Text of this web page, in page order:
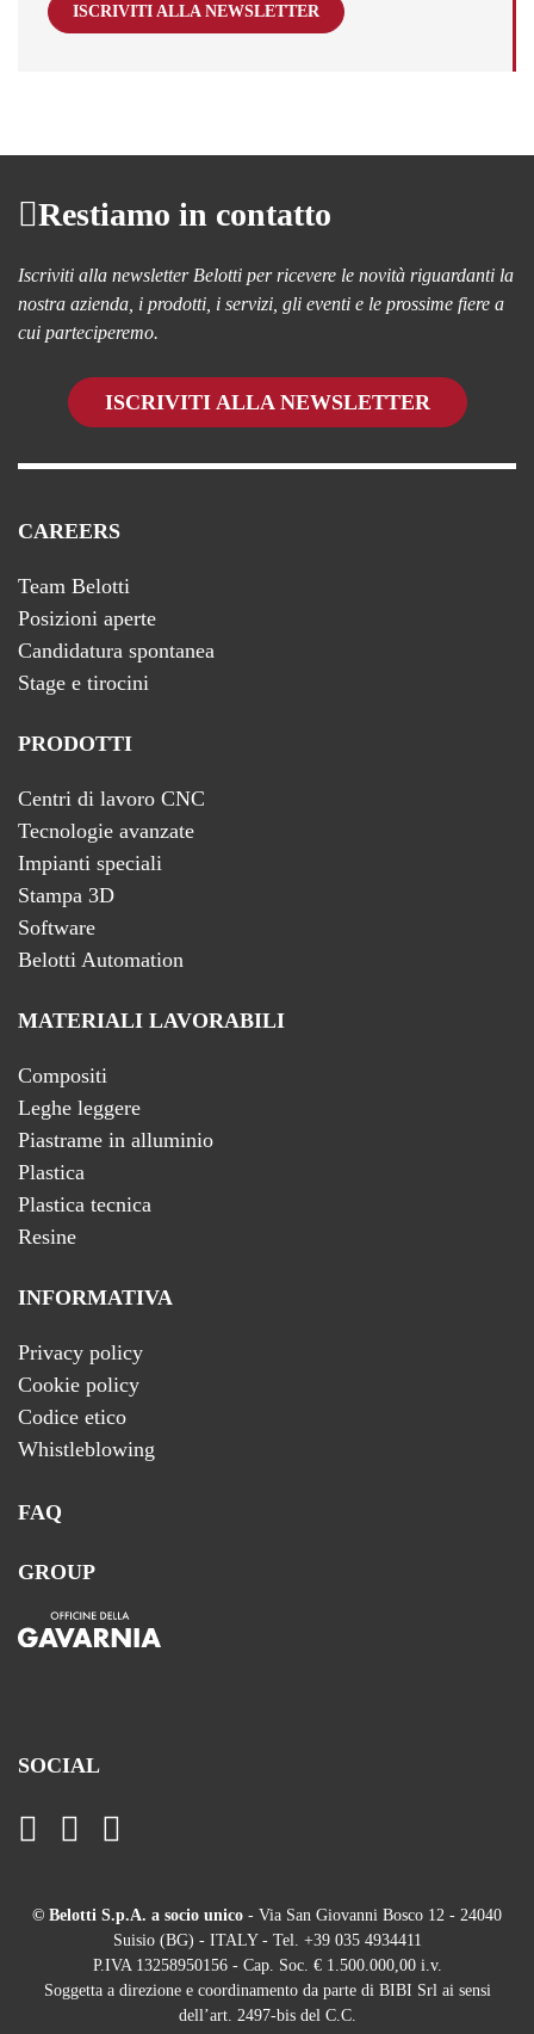
ISCRIVITI ALLA NEWSLETTER
Restiamo in contatto
Iscriviti alla newsletter Belotti per ricevere le novità riguardanti la
nostra azienda, i prodotti, i servizi, gli eventi e le prossime fiere a
cui parteciperemo.
ISCRIVITI ALLA NEWSLETTER
CAREERS
Team Belotti
Posizioni aperte
Candidatura spontanea
Stage e tirocini
PRODOTTI
Centri di lavoro CNC
Tecnologie avanzate
Impianti speciali
Stampa 3D
Software
Belotti Automation
MATERIALI LAVORABILI
Compositi
Leghe leggere
Piastrame in alluminio
Plastica
Plastica tecnica
Resine
INFORMATIVA
Privacy policy
Cookie policy
Codice etico
Whistleblowing
FAQ
GROUP
SOCIAL
© Belotti S.p.A. a socio unico - Via San Giovanni Bosco 12 - 24040
Suisio (BG) - ITALY - Tel. +39 035 4934411
P.IVA 13258950156 - Cap. Soc. € 1.500.000,00 i.v.
Soggetta a direzione e coordinamento da parte di BIBI Srl ai sensi
dell’art. 2497-bis del C.C.